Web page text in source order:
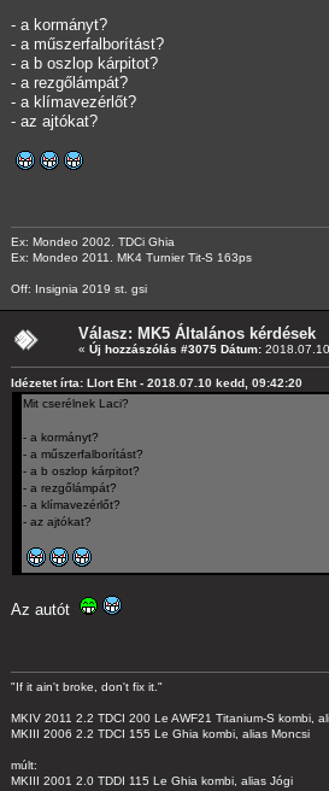
- a kormányt?
- a műszerfalborítást?
- a b oszlop kárpitot?
- a rezgőlámpát?
- a klímavezérlőt?
- az ajtókat?
Ex: Mondeo 2002. TDCi Ghia
Ex: Mondeo 2011. MK4 Turnier Tit-S 163ps
Off: Insignia 2019 st. gsi
Válasz: MK5 Általános kérdések
« Új hozzászólás #3075 Dátum:
Idézetet írta: Llort Eht - 2018.07.10 kedd, 09:42:20
Mit cserélnek Laci?
- a kormányt?
- a műszerfalborítást?
- a b oszlop kárpitot?
- a rezgőlámpát?
- a klímavezérlőt?
- az ajtókat?
Az autót
"If it ain't broke, don't fix it."
MKIV 2011 2.2 TDCI 200 Le AWF21 Titanium-S kombi,
MKIII 2006 2.2 TDCI 155 Le Ghia kombi, alias Moncsi
múlt:
MKIII 2001 2.0 TDDI 115 Le Ghia kombi, alias Jógi